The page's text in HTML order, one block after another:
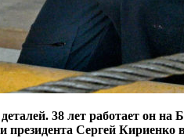
38 лет работает он
Сергей